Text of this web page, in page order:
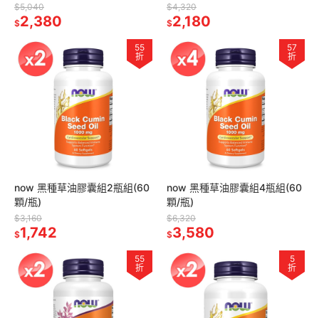
$5,040
$2,380
$4,320
$2,180
55
折
now 黑種草油膠囊組2瓶組(60
顆/瓶)
$3,160
$1,742
57
折
now 黑種草油膠囊組4瓶組(60
顆/瓶)
$6,320
$3,580
55
折
5
折